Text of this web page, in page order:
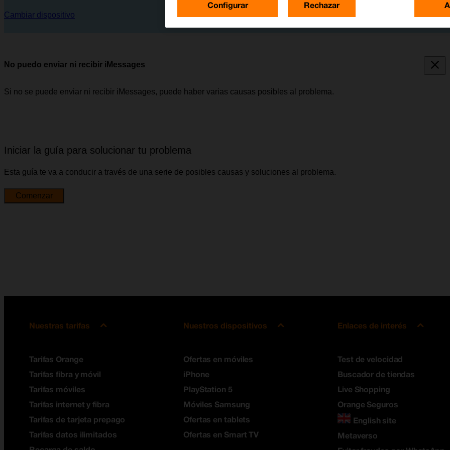
Cambiar dispositivo
No puedo enviar ni recibir iMessages
Si no se puede enviar ni recibir iMessages, puede haber varias causas posibles al problema.
Iniciar la guía para solucionar tu problema
Esta guía te va a conducir a través de una serie de posibles causas y soluciones al problema.
Comenzar
Nuestras tarifas
Tarifas Orange
Tarifas fibra y móvil
Tarifas móviles
Tarifas internet y fibra
Tarifas de tarjeta prepago
Tarifas datos ilimitados
Nuestros dispositivos
Ofertas en móviles
iPhone
PlayStation 5
Móviles Samsung
Ofertas en tablets
Ofertas en Smart TV
Enlaces de interés
Test de velocidad
Buscador de tiendas
Live Shopping
Orange Seguros
English site
Metaverso
Configurar Rechazar